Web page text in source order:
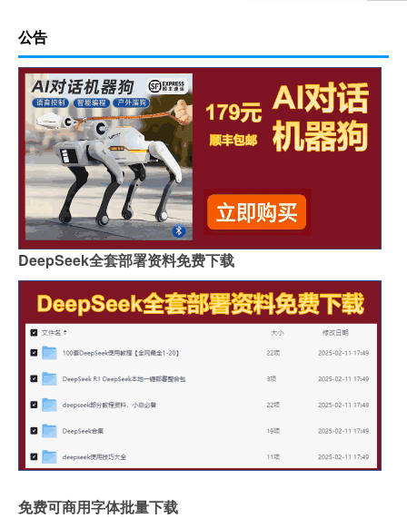
公告
DeepSeek全套部署资料免费下载
免费可商用字体批量下载